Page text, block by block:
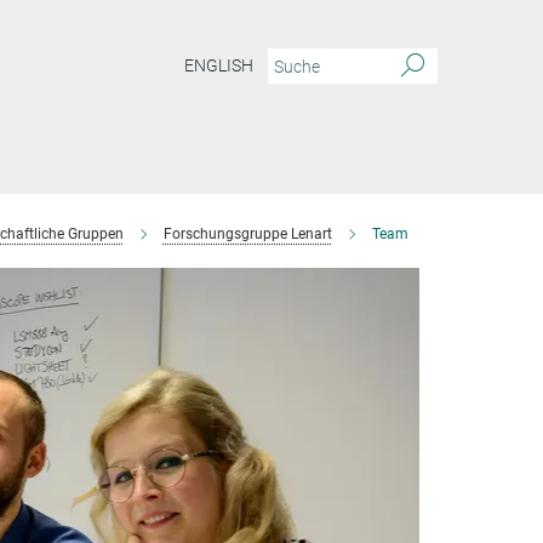
ENGLISH
Gruppen Forschungsgruppe Lenart Team